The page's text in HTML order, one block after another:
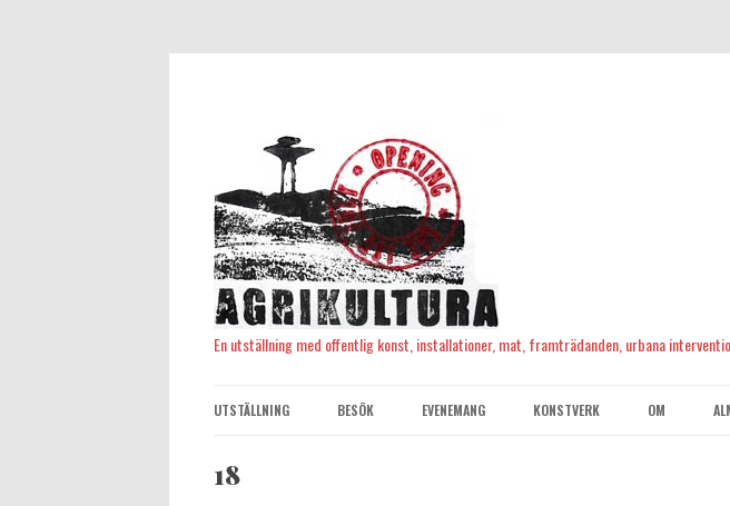
En utställning med offentlig konst, installationer, mat, framträdanden, urbana
UTSTÄLLNING BESÖK EVENEMANG KONSTVERK OM
18